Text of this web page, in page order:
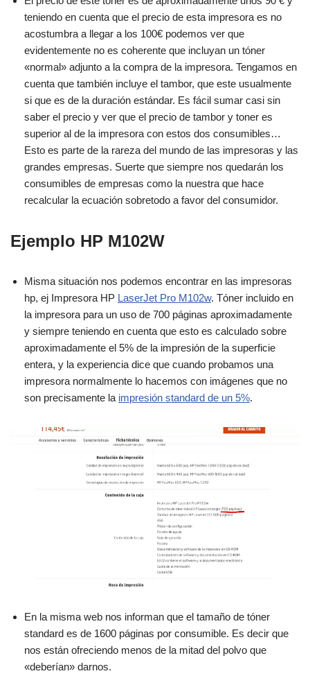
teniendo en cuenta que el precio de esta impresora es no
acostumbra a llegar a los 100€ podemos ver que
evidentemente no es coherente que incluyan un tóner
«normal» adjunto a la compra de la impresora. Tengamos en
cuenta que también incluye el tambor, que este usualmente
si que es de la duración estándar. Es fácil sumar casi sin
saber el precio y ver que el precio de tambor y toner es
superior al de la impresora con estos dos consumibles…
Esto es parte de la rareza del mundo de las impresoras y las
grandes empresas. Suerte que siempre nos quedarán los
consumibles de empresas como la nuestra que hace
recalcular la ecuación sobretodo a favor del consumidor.
Ejemplo HP M102W
Misma situación nos podemos encontrar en las impresoras
hp, ej Impresora HP LaserJet Pro M102w. Tóner incluido en
la impresora para un uso de 700 páginas aproximadamente
y siempre teniendo en cuenta que esto es calculado sobre
aproximadamente el 5% de la impresión de la superficie
entera, y la experiencia dice que cuando probamos una
impresora normalmente lo hacemos con imágenes que no
son precisamente la impresión standard de un 5%.
En la misma web nos informan que el tamaño de tóner
standard es de 1600 páginas por consumible. Es decir que
nos están ofreciendo menos de la mitad del polvo que
«deberían» darnos.